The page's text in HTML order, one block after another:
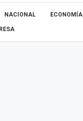
NACIONAL ECONOMÍA